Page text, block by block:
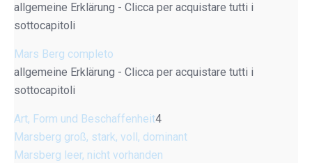
allgemeine Erklärung - Clicca per acquistare tutti i
sottocapitoli
Mars Berg completo
allgemeine Erklärung - Clicca per acquistare tutti i
sottocapitoli
Art, Form und Beschaffenheit4
Marsberg groß, stark, voll, dominant
Marsberg leer, nicht vorhanden